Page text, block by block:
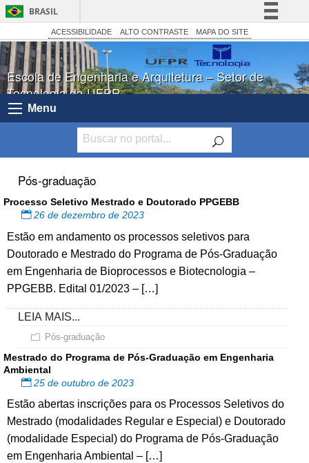
BRASIL
Simplifique!
Comunica BR
Participe
Acesso à informação
Canais
ACESSIBILIDADE ALTO CONTRASTE MAPA DO SITE
Escola de Engenharia e Arquitetura – Setor de
Tecnologia da UFPR
Menu
Pós-graduação
Processo Seletivo Mestrado e Doutorado PPGEBB
26 de dezembro de 2023
Estão em andamento os processos seletivos para
Doutorado e Mestrado do Programa de Pós-Graduação
em Engenharia de Bioprocessos e Biotecnologia –
PPGEBB. Edital 01/2023 – […]
LEIA MAIS...
Pós-graduação
Mestrado do Programa de Pós-Graduação em Engenharia
Ambiental
25 de outubro de 2023
Estão abertas inscrições para os Processos Seletivos do
Mestrado (modalidades Regular e Especial) e Doutorado
(modalidade Especial) do Programa de Pós-Graduação
em Engenharia Ambiental – […]